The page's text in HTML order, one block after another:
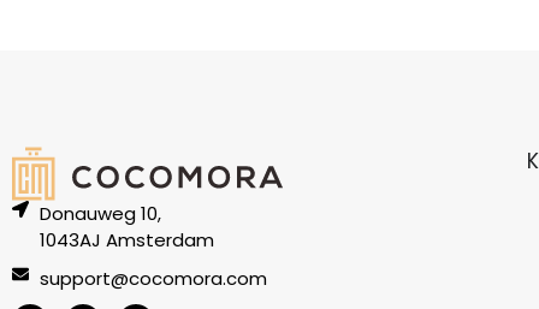
Donauweg 10,
1043AJ Amsterdam
support@cocomora.com